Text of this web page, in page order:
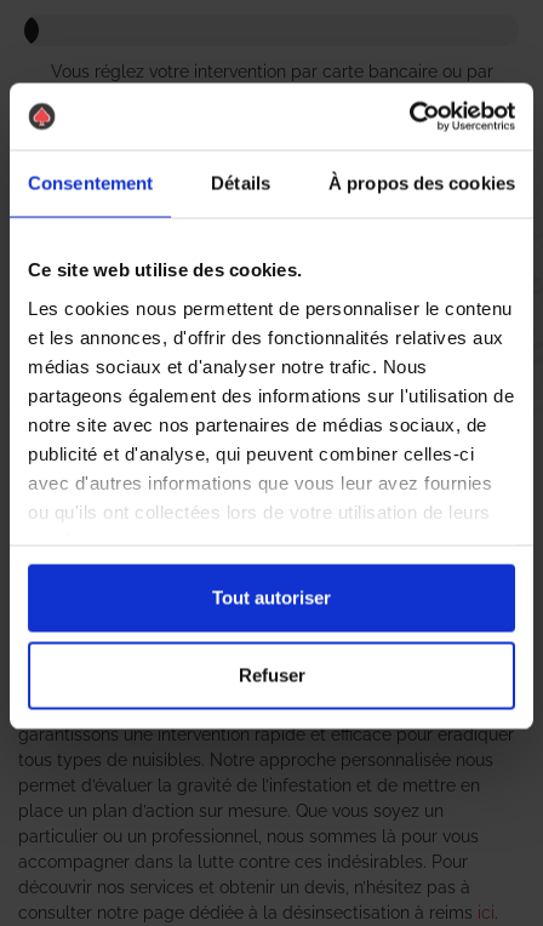
Consentement Détails À propos des cookies
Ce site web utilise des cookies.
Les cookies nous permettent de personnaliser le contenu
et les annonces, d'offrir des fonctionnalités relatives aux
médias sociaux et d'analyser notre trafic. Nous
partageons également des informations sur l'utilisation de
notre site avec nos partenaires de médias sociaux, de
publicité et d'analyse, qui peuvent combiner celles-ci
avec d'autres informations que vous leur avez fournies
ou qu'ils ont collectées lors de votre utilisation de leurs
Tout autoriser
Refuser
Vous réglez votre intervention par carte bancaire ou par
chèque, un reçu CB et une facture vous sont envoyés par
Vous évaluez la prestation
Vous recevez une demande d’évaluation de votre expérience
avec l’équipe AS DE PIC.
Nous avons pensé à tout
cauchemar. C’est pourquoi il est essentiel de faire appel à une
entreprise de désinsectisationcompétente et réactive. As de
offrant des solutions adaptées à chaque situation. Grâce à notre
équipe de professionnels formés et expérimentés, nous
garantissons une intervention rapide et efficace pour éradiquer
tous types de nuisibles. Notre approche personnalisée nous
permet d’évaluer la gravité de l’infestation et de mettre en
place un plan d’action sur mesure. Que vous soyez un
particulier ou un professionnel, nous sommes là pour vous
accompagner dans la lutte contre ces indésirables. Pour
découvrir nos services et obtenir un devis, n’hésitez pas à
consulter notre page dédiée à la désinsectisation à reims ici